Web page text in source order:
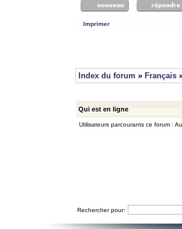
Imprimer
Index du forum » Français
Qui est en ligne
Utilisateurs parcourants ce forum :
Rechercher pour: